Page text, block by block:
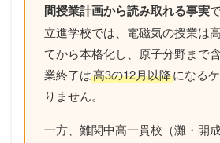
間授業計画から読み取れる事実
立進学校では、電磁気の授業は
てから本格化し、原子分野まで
業終了は高3の12月以降になる
りません。
一方、難関中高一貫校（灘・開